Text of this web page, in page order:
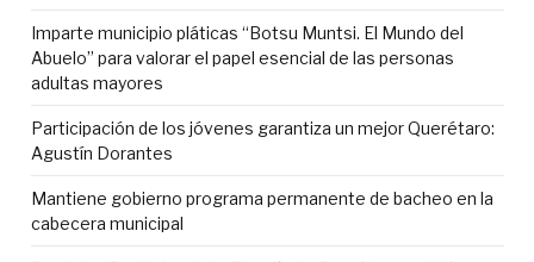
Imparte municipio pláticas “Botsu Muntsi. El Mundo del
Abuelo” para valorar el papel esencial de las personas
adultas mayores
Participación de los jóvenes garantiza un mejor Querétaro:
Agustín Dorantes
Mantiene gobierno programa permanente de bacheo en la
cabecera municipal